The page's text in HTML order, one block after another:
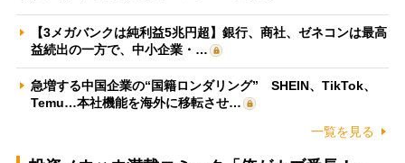
【3メガバンクは純利益5兆円超】銀行、商社、ゼネコンは最高
益続出の一方で、中小企業・…
急増する中国企業の“国籍ロンダリング” SHEIN、TikTok、
Temu…本社機能を海外に移転させ…
一覧を見る